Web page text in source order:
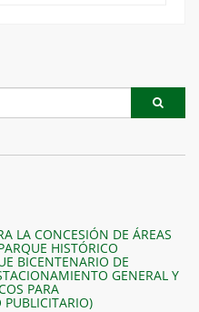
LA CONCESIÓN DE ÁREAS
HISTÓRICO
BICENTENARIO DE
GENERAL Y
PARA